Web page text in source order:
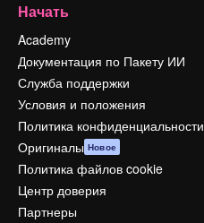
Начать
Academy
Документация по Пакету ИИ
Служба поддержки
Условия и положения
Политика конфиденциальности
Оригиналы Новое
Политика файлов cookie
Центр доверия
Партнеры